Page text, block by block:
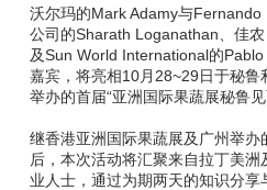
沃尔玛的Mark Adamy与
公司的Sharath Loganathan、佳
及Sun World International的
嘉宾，将亮相10月28~29日于秘鲁
举办的首届“亚洲国际果蔬展秘鲁
继香港亚洲国际果蔬展及广州举办
后，本次活动将汇聚来自拉丁美
业人士，通过为期两天的知识分